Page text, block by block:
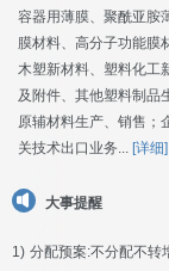
容器用薄膜、聚酰亚胺
膜材料、高分子功能膜
木塑新材料、塑料化工
及附件、其他塑料制品
原辅材料生产、销售；
关技术出口业务... [详细]
大事提醒
1) 分配预案:不分配不转